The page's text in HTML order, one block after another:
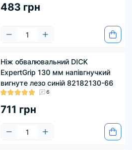
483 грн
Ніж обвалювальний DICK
ExpertGrip 130 мм напівгнучкий
вигнуте лезо синій 82182130-66
6
711 грн